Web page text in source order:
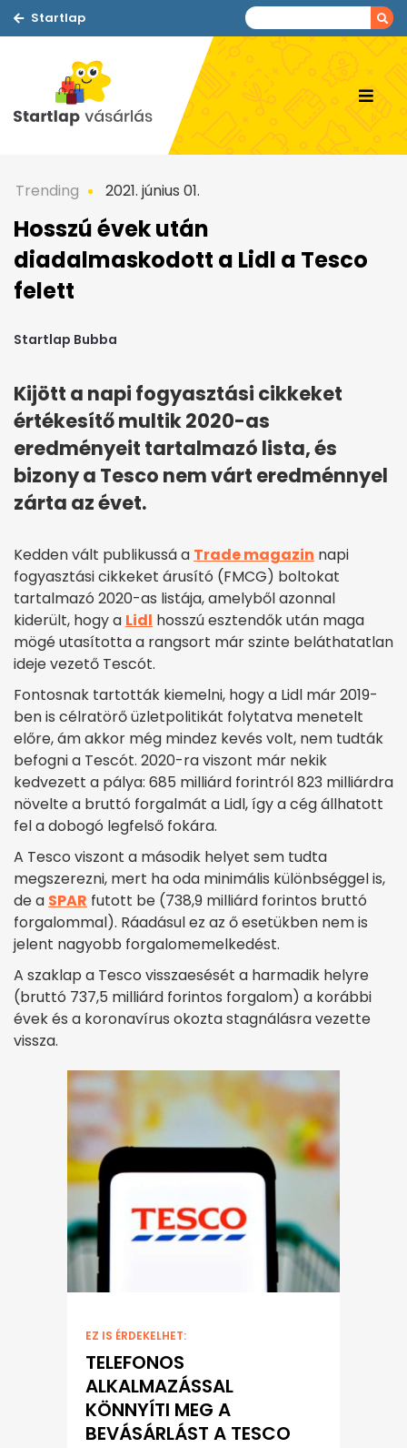
Startlap
Trending 2021. június 01.
Hosszú évek után
diadalmaskodott a Lidl a Tesco
felett
Startlap Bubba
Kijött a napi fogyasztási cikkeket
értékesítő multik 2020-as
eredményeit tartalmazó lista, és
bizony a Tesco nem várt eredménnyel
zárta az évet.
Kedden vált publikussá a Trade magazin napi
fogyasztási cikkeket árusító (FMCG) boltokat
tartalmazó 2020-as listája, amelyből azonnal
kiderült, hogy a Lidl hosszú esztendők után maga
mögé utasította a rangsort már szinte beláthatatlan
ideje vezető Tescót.
Fontosnak tartották kiemelni, hogy a Lidl már 2019-
ben is célratörő üzletpolitikát folytatva menetelt
előre, ám akkor még mindez kevés volt, nem tudták
befogni a Tescót. 2020-ra viszont már nekik
kedvezett a pálya: 685 milliárd forintról 823 milliárdra
növelte a bruttó forgalmát a Lidl, így a cég állhatott
fel a dobogó legfelső fokára.
A Tesco viszont a második helyet sem tudta
megszerezni, mert ha oda minimális különbséggel is,
de a SPAR futott be (738,9 milliárd forintos bruttó
forgalommal). Ráadásul ez az ő esetükben nem is
jelent nagyobb forgalomemelkedést.
A szaklap a Tesco visszaesését a harmadik helyre
(bruttó 737,5 milliárd forintos forgalom) a korábbi
évek és a koronavírus okozta stagnálásra vezette
vissza.
EZ IS ÉRDEKELHET:
TELEFONOS
ALKALMAZÁSSAL
KÖNNYÍTI MEG A
BEVÁSÁRLÁST A TESCO